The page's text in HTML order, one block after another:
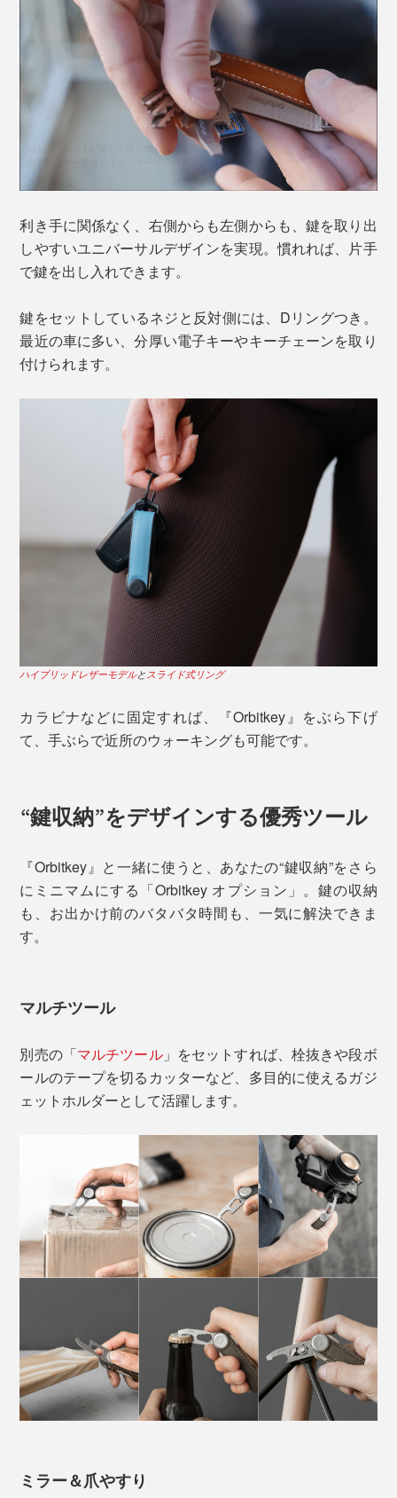
利き手に関係なく、右側からも左側からも、鍵を取り出
しやすいユニバーサルデザインを実現。慣れれば、片手
で鍵を出し入れできます。
鍵をセットしているネジと反対側には、Dリングつき。
最近の車に多い、分厚い電子キーやキーチェーンを取り
付けられます。
ハイブリッドレザーモデルと スライド式リング
カラビナなどに固定すれば、『Orbitkey』をぶら下げ
て、手ぶらで近所のウォーキングも可能です。
“鍵収納”をデザインする優秀ツール
『Orbitkey』と一緒に使うと、あなたの“鍵収納”をさら
にミニマムにする「Orbitkey オプション」。鍵の収納
も、お出かけ前のバタバタ時間も、一気に解決できま
す。
マルチツール
別売の「マルチツール」をセットすれば、栓抜きや段ボ
ールのテープを切るカッターなど、多目的に使えるガジ
ェットホルダーとして活躍します。
ミラー＆爪やすり